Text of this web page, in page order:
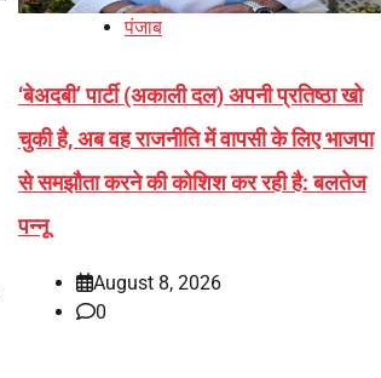
पंजाब
‘बेअदबी’ पार्टी (अकाली दल) अपनी प्रतिष्ठा खो
चुकी है, अब वह राजनीति में वापसी के लिए भाजपा
से समझौता करने की कोशिश कर रही है: बलतेज
पन्नू
August 8, 2026
0